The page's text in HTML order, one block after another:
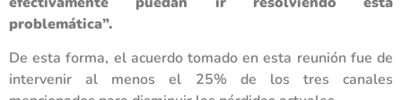
problemática”.
De esta forma, el acuerdo tomado en esta reunión fue de
intervenir al menos el 25% de los tres canales